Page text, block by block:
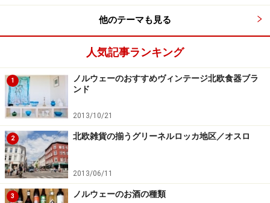
他のテーマも見る
人気記事ランキング
1
ノルウェーのおすすめヴィンテージ北欧食器ブラ
ンド
2013/10/21
2 北欧雑貨の揃うグリーネルロッカ地区／オスロ
2013/06/11
3 ノルウェーのお酒の種類